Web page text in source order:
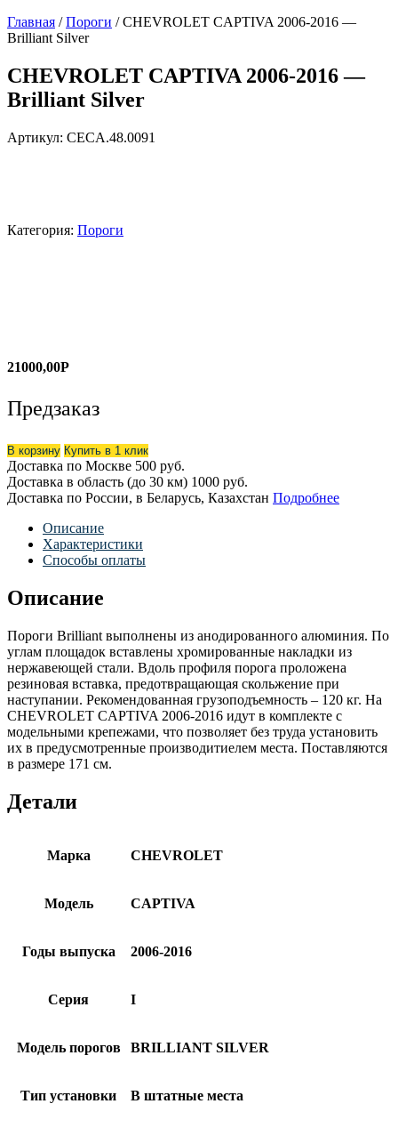
Главная /Пороги / CHEVROLET CAPTIVA 2006-2016 —
Brilliant Silver
CHEVROLET CAPTIVA 2006-2016 —
Brilliant Silver
Артикул: CECA.48.0091
Категория: Пороги
21000,00Р
Предзаказ
В корзину Купить в 1 клик
Доставка по Москве 500 руб.
Доставка в область (до 30 км) 1000 руб.
Доставка по России, в Беларусь, Казахстан Подробнее
Описание
Характеристики
Способы оплаты
Описание
Пороги Brilliant выполнены из анодированного алюминия. По
углам площадок вставлены хромированные накладки из
нержавеющей стали. Вдоль профиля порога проложена
резиновая вставка, предотвращающая скольжение при
наступании. Рекомендованная грузоподъемность – 120 кг. На
CHEVROLET CAPTIVA 2006-2016 идут в комплекте с
модельными крепежами, что позволяет без труда установить
их в предусмотренные производитиелем места. Поставляются
в размере 171 см.
Детали
Марка CHEVROLET
Модель CAPTIVA
Годы выпуска 2006-2016
Серия I
Модель порогов BRILLIANT SILVER
Тип установки В штатные места